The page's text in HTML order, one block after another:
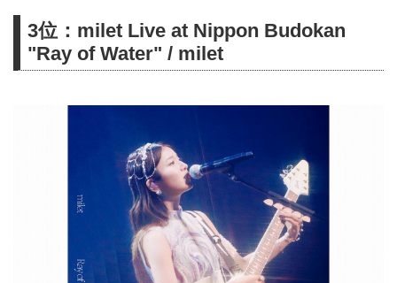
3位：milet Live at Nippon Budokan
"Ray of Water" / milet